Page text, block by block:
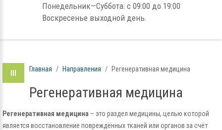
Понедельник—Суббота: с 09:00 до 19:00
Воскресенье выходной день.
Главная Направления Регенеративная медицина
Регенеративная медицина
Регенеративная медицина – это раздел медицины, целью которой
является восстановление повреждённых тканей или органов за счёт